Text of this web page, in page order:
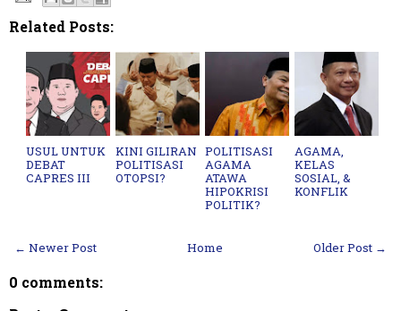
Related Posts:
USUL UNTUK
DEBAT
CAPRES III
KINI GILIRAN
POLITISASI
OTOPSI?
POLITISASI
AGAMA
ATAWA
HIPOKRISI
POLITIK?
AGAMA,
KELAS
SOSIAL, &
KONFLIK
← Newer Post Older Post →
Home
0 comments: